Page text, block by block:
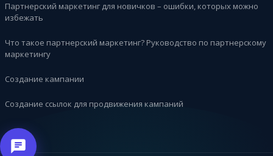
Партнерский маркетинг для новичков – ошибки, которых можно
избежать
Что такое партнерский маркетинг? Руководство по партнерскому
маркетингу
Создание кампании
Создание ссылок для продвижения кампаний